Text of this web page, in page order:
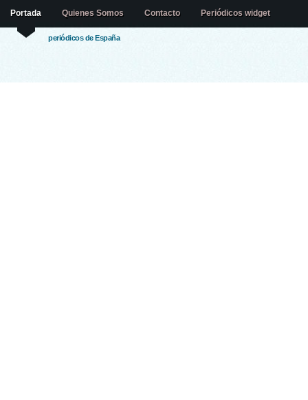
periódicos de España
Portada Quienes Somos Contacto Periódicos widget